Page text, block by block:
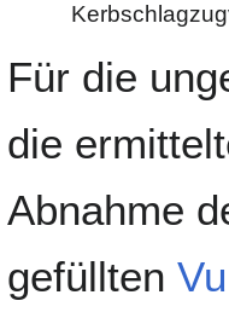
Für die
die
Abnahme
gefüllten